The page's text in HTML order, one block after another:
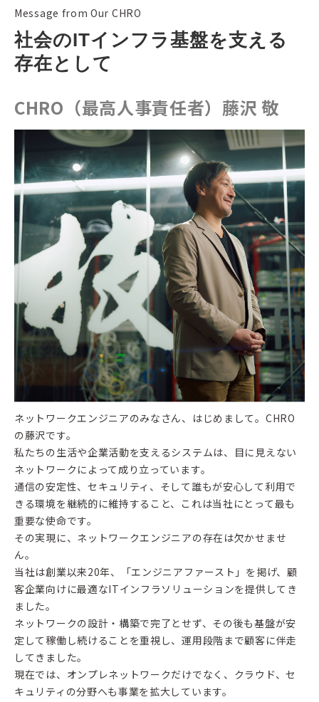
Message from Our CHRO
社会のITインフラ基盤を支える
存在として
CHRO（最高人事責任者）藤沢 敬
ネットワークエンジニアのみなさん、はじめまして。CHRO
の藤沢です。
私たちの生活や企業活動を支えるシステムは、目に見えない
ネットワークによって成り立っています。
通信の安定性、セキュリティ、そして誰もが安心して利用で
きる環境を継続的に維持すること、これは当社にとって最も
重要な使命です。
その実現に、ネットワークエンジニアの存在は欠かせませ
ん。
当社は創業以来20年、「エンジニアファースト」を掲げ、顧
客企業向けに最適なITインフラソリューションを提供してき
ました。
ネットワークの設計・構築で完了とせず、その後も基盤が安
定して稼働し続けることを重視し、運用段階まで顧客に伴走
してきました。
現在では、オンプレネットワークだけでなく、クラウド、セ
キュリティの分野へも事業を拡大しています。